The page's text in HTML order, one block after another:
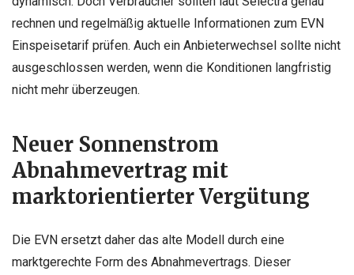
rechnen und regelmäßig aktuelle Informationen zum EVN
Einspeisetarif prüfen. Auch ein Anbieterwechsel sollte nicht
ausgeschlossen werden, wenn die Konditionen langfristig
nicht mehr überzeugen.
Neuer Sonnenstrom
Abnahmevertrag mit
marktorientierter Vergütung
Die EVN ersetzt daher das alte Modell durch eine
marktgerechte Form des Abnahmevertrags. Dieser